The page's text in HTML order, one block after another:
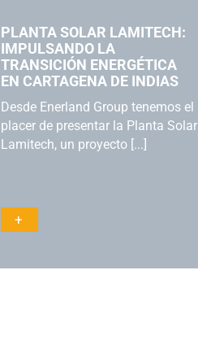
PLANTA SOLAR LAMITECH:
IMPULSANDO LA
TRANSICIÓN ENERGÉTICA
EN CARTAGENA DE INDIAS
Desde Enerland Group tenemos el
placer de presentar la Planta Solar
Lamitech, un proyecto [...]
+